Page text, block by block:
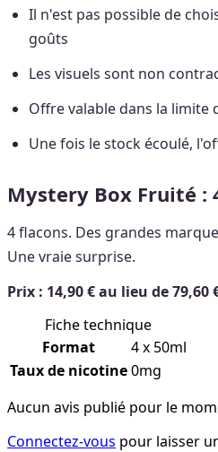
Il n'est pas possible de
goûts
Les visuels sont non
Offre valable dans la limite
Une fois le stock écoulé,
Mystery Box Fruité :
4 flacons. Des grandes
Une vraie surprise.
Prix : 14,90 € au lieu de 79,60
Fiche technique
Format
4 x 50ml
Taux de nicotine0mg
Aucun avis publié pour le
Connectez-vous pour laisser